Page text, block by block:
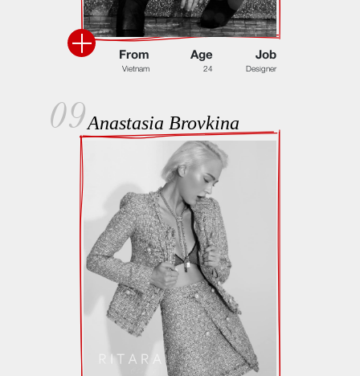
From
Vietnam
Age
24
Job
Designer
09Anastasia Brovkina